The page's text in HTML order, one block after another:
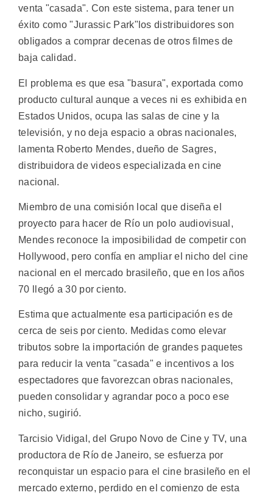
venta "casada". Con este sistema, para tener un
éxito como "Jurassic Park"los distribuidores son
obligados a comprar decenas de otros filmes de
baja calidad.
El problema es que esa "basura", exportada como
producto cultural aunque a veces ni es exhibida en
Estados Unidos, ocupa las salas de cine y la
televisión, y no deja espacio a obras nacionales,
lamenta Roberto Mendes, dueño de Sagres,
distribuidora de videos especializada en cine
nacional.
Miembro de una comisión local que diseña el
proyecto para hacer de Río un polo audiovisual,
Mendes reconoce la imposibilidad de competir con
Hollywood, pero confía en ampliar el nicho del cine
nacional en el mercado brasileño, que en los años
70 llegó a 30 por ciento.
Estima que actualmente esa participación es de
cerca de seis por ciento. Medidas como elevar
tributos sobre la importación de grandes paquetes
para reducir la venta "casada" e incentivos a los
espectadores que favorezcan obras nacionales,
pueden consolidar y agrandar poco a poco ese
nicho, sugirió.
Tarcisio Vidigal, del Grupo Novo de Cine y TV, una
productora de Río de Janeiro, se esfuerza por
reconquistar un espacio para el cine brasileño en el
mercado externo, perdido en el comienzo de esta